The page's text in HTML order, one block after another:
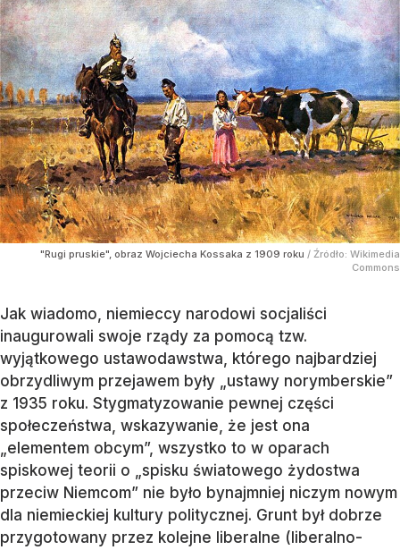
"Rugi pruskie", obraz Wojciecha Kossaka z 1909 roku / Źródło: Wikimedia
Commons
Jak wiadomo, niemieccy narodowi socjaliści
inaugurowali swoje rządy za pomocą tzw.
wyjątkowego ustawodawstwa, którego najbardziej
obrzydliwym przejawem były „ustawy norymberskie”
z 1935 roku. Stygmatyzowanie pewnej części
społeczeństwa, wskazywanie, że jest ona
„elementem obcym”, wszystko to w oparach
spiskowej teorii o „spisku światowego żydostwa
przeciw Niemcom” nie było bynajmniej niczym nowym
dla niemieckiej kultury politycznej. Grunt był dobrze
przygotowany przez kolejne liberalne (liberalno-